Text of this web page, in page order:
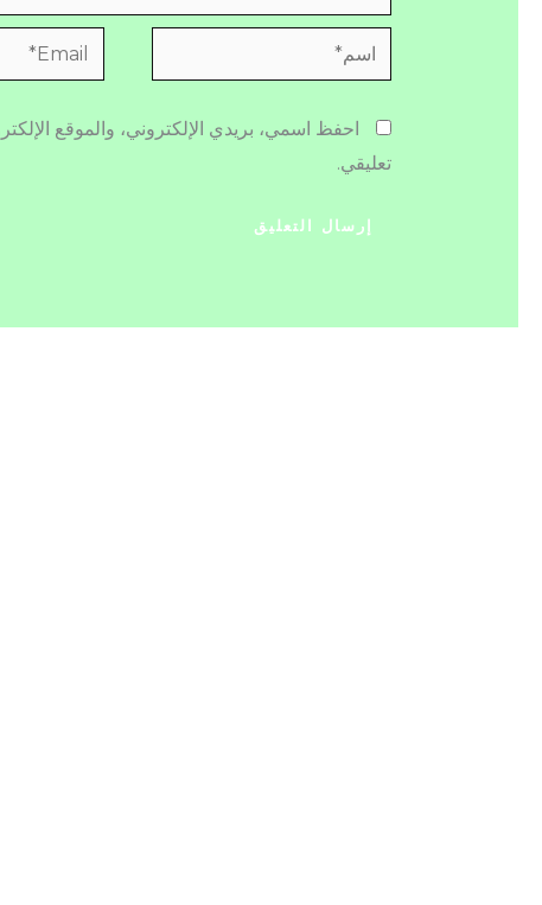
اسم* Email*
احفظ اسمي، بريدي الإلكتروني، والموقع
تعليقي.